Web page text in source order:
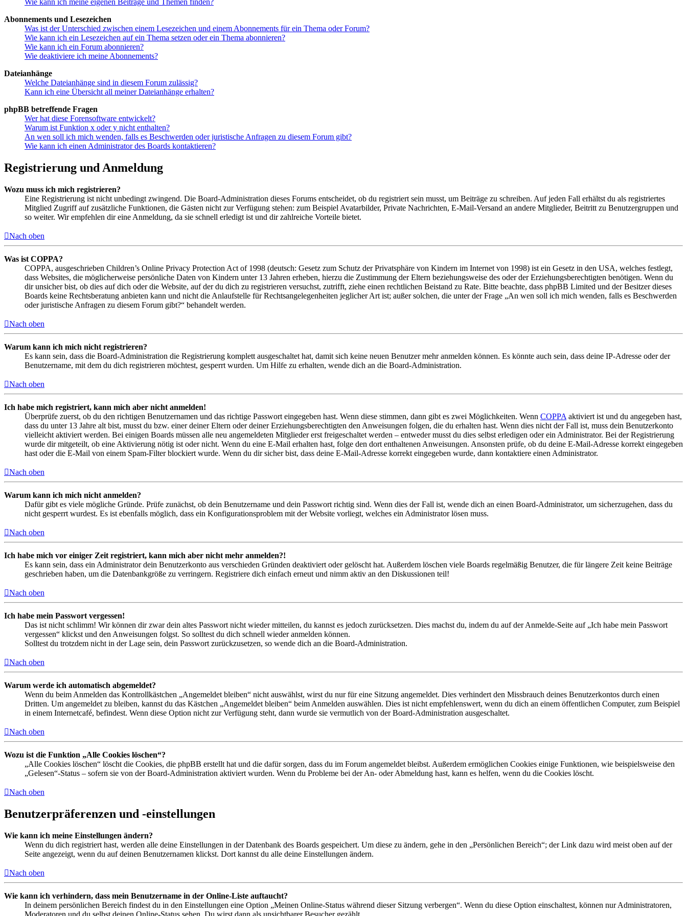
Abonnements und Lesezeichen
Was ist der Unterschied zwischen einem Lesezeichen und einem Abonnements für ein Thema oder Forum?
Wie kann ich ein Lesezeichen auf ein Thema setzen oder ein Thema abonnieren?
Wie kann ich ein Forum abonnieren?
Wie deaktiviere ich meine Abonnements?
Dateianhänge
Welche Dateianhänge sind in diesem Forum zulässig?
Kann ich eine Übersicht all meiner Dateianhänge erhalten?
phpBB betreffende Fragen
Wer hat diese Forensoftware entwickelt?
Warum ist Funktion x oder y nicht enthalten?
An wen soll ich mich wenden, falls es Beschwerden oder juristische Anfragen zu diesem Forum gibt?
Wie kann ich einen Administrator des Boards kontaktieren?
Registrierung und Anmeldung
Wozu muss ich mich registrieren?
Eine Registrierung ist nicht unbedingt zwingend. Die Board-Administration dieses Forums entscheidet, ob du registriert sein musst, um Beiträge zu schreiben. Auf jeden Fall erhältst du als registriertes
Mitglied Zugriff auf zusätzliche Funktionen, die Gästen nicht zur Verfügung stehen: zum Beispiel Avatarbilder, Private Nachrichten, E-Mail-Versand an andere Mitglieder, Beitritt zu Benutzergruppen und
so weiter. Wir empfehlen dir eine Anmeldung, da sie schnell erledigt ist und dir zahlreiche Vorteile bietet.
Nach oben
Was ist COPPA?
COPPA, ausgeschrieben Children’s Online Privacy Protection Act of 1998 (deutsch: Gesetz zum Schutz der Privatsphäre von Kindern im Internet von 1998) ist ein Gesetz in den USA, welches festlegt,
dass Websites, die möglicherweise persönliche Daten von Kindern unter 13 Jahren erheben, hierzu die Zustimmung der Eltern beziehungsweise des oder der Erziehungsberechtigten benötigen. Wenn du
dir unsicher bist, ob dies auf dich oder die Website, auf der du dich zu registrieren versuchst, zutrifft, ziehe einen rechtlichen Beistand zu Rate. Bitte beachte, dass phpBB Limited und der Besitzer dieses
Boards keine Rechtsberatung anbieten kann und nicht die Anlaufstelle für Rechtsangelegenheiten jeglicher Art ist; außer solchen, die unter der Frage „An wen soll ich mich wenden, falls es Beschwerden
oder juristische Anfragen zu diesem Forum gibt?“ behandelt werden.
Nach oben
Warum kann ich mich nicht registrieren?
Es kann sein, dass die Board-Administration die Registrierung komplett ausgeschaltet hat, damit sich keine neuen Benutzer mehr anmelden können. Es könnte auch sein, dass deine IP-Adresse oder der
Benutzername, mit dem du dich registrieren möchtest, gesperrt wurden. Um Hilfe zu erhalten, wende dich an die Board-Administration.
Nach oben
Ich habe mich registriert, kann mich aber nicht anmelden!
Überprüfe zuerst, ob du den richtigen Benutzernamen und das richtige Passwort eingegeben hast. Wenn diese stimmen, dann gibt es zwei Möglichkeiten. Wenn COPPA aktiviert ist und du angegeben hast,
dass du unter 13 Jahre alt bist, musst du bzw. einer deiner Eltern oder deiner Erziehungsberechtigten den Anweisungen folgen, die du erhalten hast. Wenn dies nicht der Fall ist, muss dein Benutzerkonto
vielleicht aktiviert werden. Bei einigen Boards müssen alle neu angemeldeten Mitglieder erst freigeschaltet werden – entweder musst du dies selbst erledigen oder ein Administrator. Bei der Registrierung
wurde dir mitgeteilt, ob eine Aktivierung nötig ist oder nicht. Wenn du eine E-Mail erhalten hast, folge den dort enthaltenen Anweisungen. Ansonsten prüfe, ob du deine E-Mail-Adresse korrekt eingegeben
hast oder die E-Mail von einem Spam-Filter blockiert wurde. Wenn du dir sicher bist, dass deine E-Mail-Adresse korrekt eingegeben wurde, dann kontaktiere einen Administrator.
Nach oben
Warum kann ich mich nicht anmelden?
Dafür gibt es viele mögliche Gründe. Prüfe zunächst, ob dein Benutzername und dein Passwort richtig sind. Wenn dies der Fall ist, wende dich an einen Board-Administrator, um sicherzugehen, dass du
nicht gesperrt wurdest. Es ist ebenfalls möglich, dass ein Konfigurationsproblem mit der Website vorliegt, welches ein Administrator lösen muss.
Nach oben
Ich habe mich vor einiger Zeit registriert, kann mich aber nicht mehr anmelden?!
Es kann sein, dass ein Administrator dein Benutzerkonto aus verschieden Gründen deaktiviert oder gelöscht hat. Außerdem löschen viele Boards regelmäßig Benutzer, die für längere Zeit keine Beiträge
geschrieben haben, um die Datenbankgröße zu verringern. Registriere dich einfach erneut und nimm aktiv an den Diskussionen teil!
Nach oben
Ich habe mein Passwort vergessen!
Das ist nicht schlimm! Wir können dir zwar dein altes Passwort nicht wieder mitteilen, du kannst es jedoch zurücksetzen. Dies machst du, indem du auf der Anmelde-Seite auf „Ich habe mein Passwort
vergessen“ klickst und den Anweisungen folgst. So solltest du dich schnell wieder anmelden können.
Solltest du trotzdem nicht in der Lage sein, dein Passwort zurückzusetzen, so wende dich an die Board-Administration.
Nach oben
Warum werde ich automatisch abgemeldet?
Wenn du beim Anmelden das Kontrollkästchen „Angemeldet bleiben“ nicht auswählst, wirst du nur für eine Sitzung angemeldet. Dies verhindert den Missbrauch deines Benutzerkontos durch einen
Dritten. Um angemeldet zu bleiben, kannst du das Kästchen „Angemeldet bleiben“ beim Anmelden auswählen. Dies ist nicht empfehlenswert, wenn du dich an einem öffentlichen Computer, zum Beispiel
in einem Internetcafé, befindest. Wenn diese Option nicht zur Verfügung steht, dann wurde sie vermutlich von der Board-Administration ausgeschaltet.
Nach oben
Wozu ist die Funktion „Alle Cookies löschen“?
„Alle Cookies löschen“ löscht die Cookies, die phpBB erstellt hat und die dafür sorgen, dass du im Forum angemeldet bleibst. Außerdem ermöglichen Cookies einige Funktionen, wie beispielsweise den
„Gelesen“-Status – sofern sie von der Board-Administration aktiviert wurden. Wenn du Probleme bei der An- oder Abmeldung hast, kann es helfen, wenn du die Cookies löscht.
Nach oben
Benutzerpräferenzen und -einstellungen
Wie kann ich meine Einstellungen ändern?
Wenn du dich registriert hast, werden alle deine Einstellungen in der Datenbank des Boards gespeichert. Um diese zu ändern, gehe in den „Persönlichen Bereich“; der Link dazu wird meist oben auf der
Seite angezeigt, wenn du auf deinen Benutzernamen klickst. Dort kannst du alle deine Einstellungen ändern.
Nach oben
Wie kann ich verhindern, dass mein Benutzername in der Online-Liste auftaucht?
In deinem persönlichen Bereich findest du in den Einstellungen eine Option „Meinen Online-Status während dieser Sitzung verbergen“. Wenn du diese Option einschaltest, können nur Administratoren,